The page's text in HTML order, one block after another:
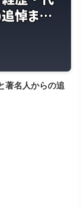
著名人からの追